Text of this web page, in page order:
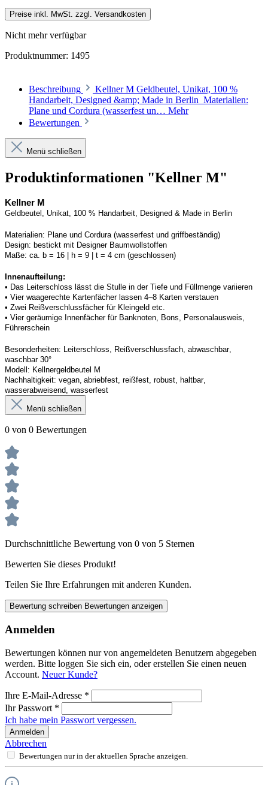
Preise inkl. MwSt. zzgl. Versandkosten
Nicht mehr verfügbar
Produktnummer: 1495
Beschreibung
Kellner M Geldbeutel, Unikat, 100 %
Handarbeit, Designed &amp; Made in Berlin Materialien:
Plane und Cordura (wasserfest un… Mehr
Bewertungen
Menü schließen
Produktinformationen "Kellner M"
Kellner M
Geldbeutel, Unikat, 100 % Handarbeit, Designed & Made in Berlin
Materialien: Plane und Cordura (wasserfest und griffbeständig)
Design: bestickt mit Designer Baumwollstoffen
Maße: ca. b = 16 | h = 9 | t = 4 cm (geschlossen)
Innenaufteilung:
• Das Leiterschloss lässt die Stulle in der Tiefe und Füllmenge variieren
• Vier waagerechte Kartenfächer lassen 4–8 Karten verstauen
• Zwei Reißverschlussfächer für Kleingeld etc.
• Vier geräumige Innenfächer für Banknoten, Bons, Personalausweis,
Führerschein
Besonderheiten: Leiterschloss, Reißverschlussfach, abwaschbar,
waschbar 30°
Modell: Kellnergeldbeutel M
Nachhaltigkeit: vegan, abriebfest, reißfest, robust haltbar,
wasserabweisend, wasserfest
Menü schließen
0 von 0 Bewertungen
Durchschnittliche Bewertung von 0 von 5 Sternen
Bewerten Sie dieses Produkt!
Teilen Sie Ihre Erfahrungen mit anderen Kunden.
Bewertung schreiben Bewertungen anzeigen
Anmelden
Bewertungen können nur von angemeldeten Benutzern abgegeben
werden. Bitte loggen Sie sich ein, oder erstellen Sie einen neuen
Account. Neuer Kunde?
Ihre E-Mail-Adresse *
Ihr Passwort *
Ich habe mein Passwort vergessen.
Anmelden
Abbrechen
Bewertungen nur in der aktuellen Sprache anzeigen.